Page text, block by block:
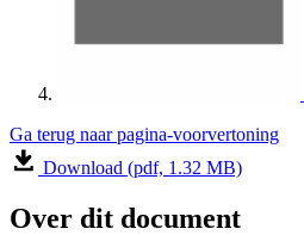
Ga terug naar pagina-voorvertoning
Download (pdf, 1.32 MB)
Over dit document